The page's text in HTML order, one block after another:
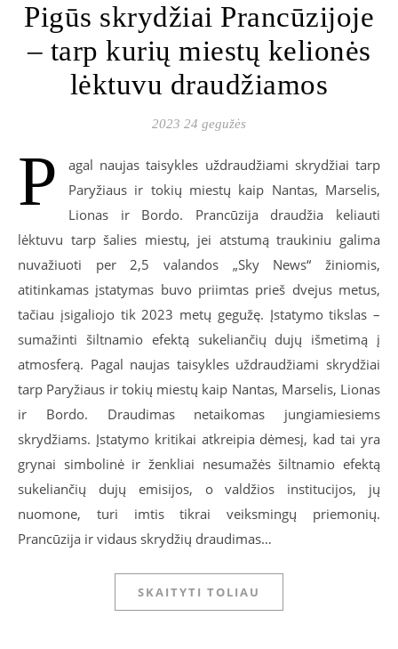
Pigūs skrydžiai Prancūzijoje
– tarp kurių miestų kelionės
lėktuvu draudžiamos
2023 24 gegužės
P
agal naujas taisykles uždraudžiami skrydžiai tarp
Paryžiaus ir tokių miestų kaip Nantas, Marselis,
Lionas ir Bordo. Prancūzija draudžia keliauti
lėktuvu tarp šalies miestų, jei atstumą traukiniu galima
nuvažiuoti per 2,5 valandos „Sky News“ žiniomis,
atitinkamas įstatymas buvo priimtas prieš dvejus metus,
tačiau įsigaliojo tik 2023 metų gegužę. Įstatymo tikslas –
sumažinti šiltnamio efektą sukeliančių dujų išmetimą į
atmosferą. Pagal naujas taisykles uždraudžiami skrydžiai
tarp Paryžiaus ir tokių miestų kaip Nantas, Marselis, Lionas
ir Bordo. Draudimas netaikomas jungiamiesiems
skrydžiams. Įstatymo kritikai atkreipia dėmesį, kad tai yra
grynai simbolinė ir ženkliai nesumažės šiltnamio efektą
sukeliančių dujų emisijos, o valdžios institucijos, jų
nuomone, turi imtis tikrai veiksmingų priemonių.
Prancūzija ir vidaus skrydžių draudimas…
SKAITYTI TOLIAU